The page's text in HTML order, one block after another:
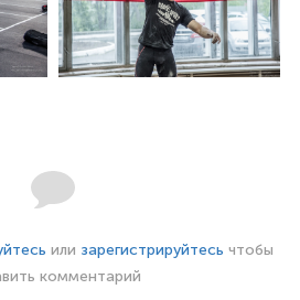
или зарегистрируйтесь чтобы
комментарий